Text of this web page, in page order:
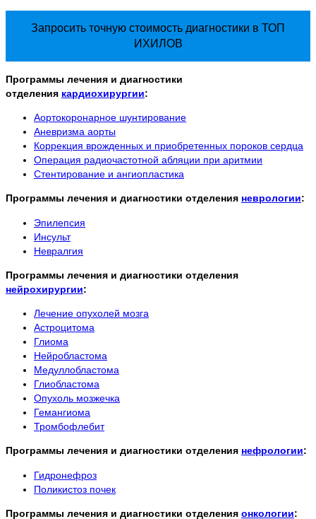
Запросить точную стоимость диагностики в ТОП
ИХИЛОВ
Программы лечения и диагностики
отделения кардиохирургии:
Аортокоронарное шунтирование
Аневризма аорты
Коррекция врожденных и приобретенных пороков сердца
Операция радиочастотной абляции при аритмии
Стентирование и ангиопластика
Программы лечения и диагностики отделения неврологии:
Эпилепсия
Инсульт
Невралгия
Программы лечения и диагностики отделения
нейрохирургии:
Лечение опухолей мозга
Астроцитома
Глиома
Нейробластома
Медуллобластома
Глиобластома
Опухоль мозжечка
Гемангиома
Тромбофлебит
Программы лечения и диагностики отделения нефрологии:
Гидронефроз
Поликистоз почек
Программы лечения и диагностики отделения онкологии: